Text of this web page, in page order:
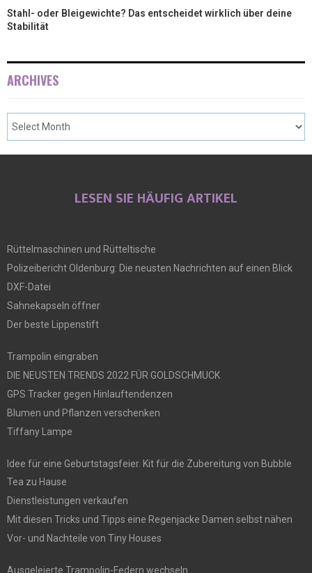
Stahl- oder Bleigewichte? Das entscheidet wirklich über deine
Stabilität
ARCHIVES
LESEN SIE HÄUFIG ARTIKEL
Rüttelmaschinen und Rütteltische
Polizeibericht Oldenburg: Die neusten Nachrichten auf einen Blick
DXF-Datei
Sahnekapseln öffner
Der beste Lippenstift
Trampolin eingraben
DIE NEUSTEN TRENDS 2022 FÜR GOLDSCHMUCK
GPS Tracker gegen Hinlauftendenzen
Blumen und Pflanzen verschenken
Tiffany Lampe
Idee für eine Geburtstagsfeier. Kit für die Zubereitung von Bubble
Tea zu Hause
Dienstleistungen verkaufen
Mit diesen Tricks und Tipps eine Regenjacke Damen selbst nähen
Vor- und Nachteile von Tiny Houses
Ausgeleierte Trampolin-Federn wechseln